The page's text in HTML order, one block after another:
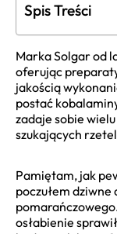
Spis Treści
Marka Solgar od
oferując
jakością
postać
zadaje sobie
szukających
Pamiętam, jak
poczułem
osłabienie